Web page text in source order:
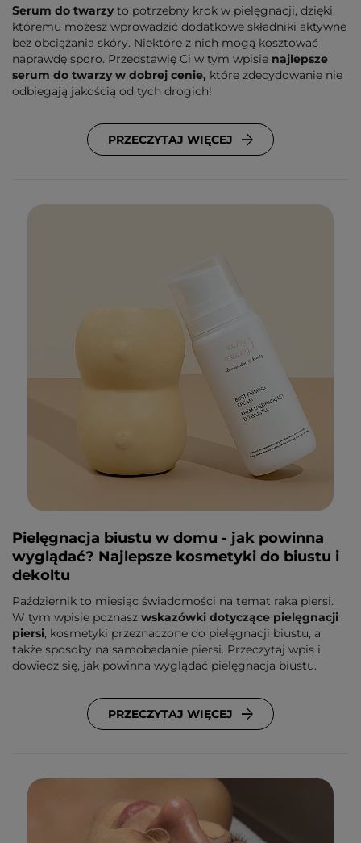
Serum do twarzy to potrzebny krok w pielęgnacji, dzięki
któremu możesz wprowadzić dodatkowe składniki aktywne
bez obciążania skóry. Niektóre z nich mogą kosztować
naprawdę sporo. Przedstawię Ci w tym wpisie najlepsze
serum do twarzy w dobrej cenie, które zdecydowanie nie
odbiegają jakością od tych drogich!
PRZECZYTAJ WIĘCEJ
Pielęgnacja biustu w domu - jak powinna
wyglądać? Najlepsze kosmetyki do biustu i
dekoltu
Październik to miesiąc świadomości na temat raka piersi.
W tym wpisie poznasz wskazówki dotyczące pielęgnacji
piersi, kosmetyki przeznaczone do pielęgnacji biustu, a
także sposoby na samobadanie piersi. Przeczytaj wpis i
dowiedz się, jak powinna wyglądać pielęgnacja biustu.
PRZECZYTAJ WIĘCEJ